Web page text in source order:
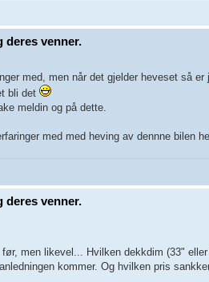
deres venner.
med, men når det gjelder heveset så
bli det
meldin og på dette.
med med heving av dennne bilen
deres venner.
men likevel... Hvilken dekkdim (33"
kommer. Og hvilken pris